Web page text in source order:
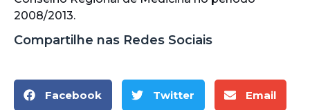
2008/2013.
Compartilhe nas Redes Sociais
Facebook Twitter Email